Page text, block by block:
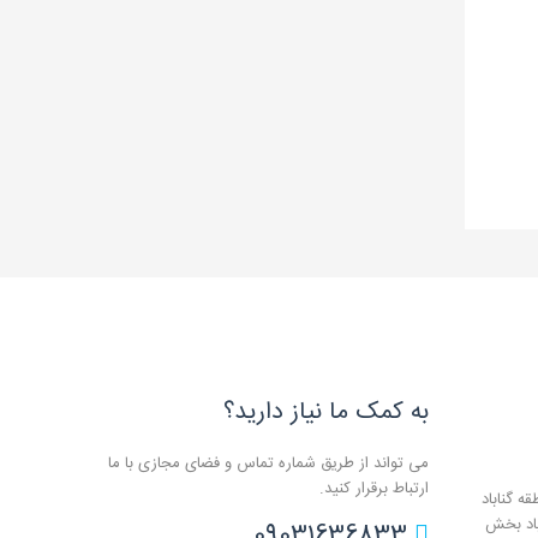
گناباد
بخش
به کمک ما نیاز دارید؟
می تواند از طریق شماره تماس و فضای مجازی با ما
ارتباط برقرار کنید.